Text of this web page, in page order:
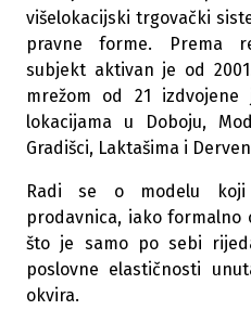
višelokacijski trgovački
pravne forme. Prema
subjekt aktivan je od
mrežom od 21
lokacijama u Doboju,
Gradišci, Laktašima i
Radi se o modelu koji
prodavnica, iako
što je samo po sebi
poslovne elastičnosti
okvira.